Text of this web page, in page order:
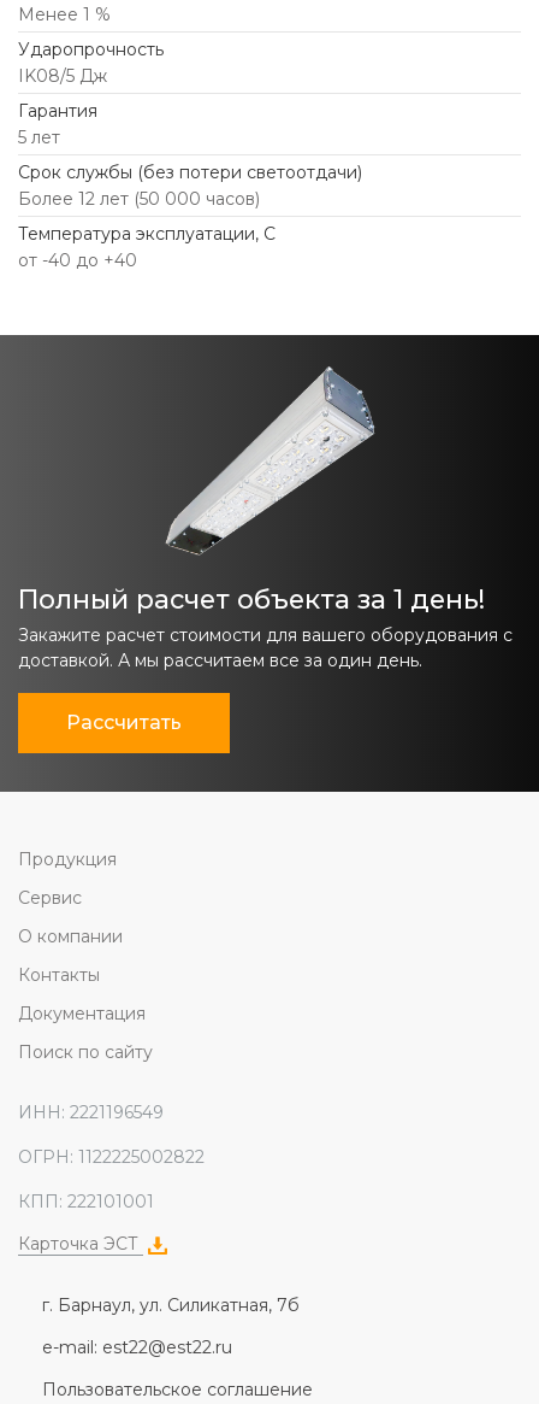
Менее 1 %
Ударопрочность
IK08/5 Дж
Гарантия
5 лет
Срок службы (без потери светоотдачи)
Более 12 лет (50 000 часов)
Температура эксплуатации, С
от -40 до +40
Полный расчет объекта за 1 день!
Закажите расчет стоимости для вашего оборудования с
доставкой. А мы рассчитаем все за один день.
Рассчитать
Продукция
Сервис
О компании
Контакты
Документация
Поиск по сайту
ИНН: 2221196549
ОГРН: 1122225002822
КПП: 222101001
Карточка ЭСТ
г. Барнаул, ул. Силикатная, 7б
e-mail: est22@est22.ru
Пользовательское соглашение